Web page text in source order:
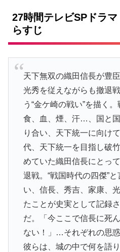
27時間テレビSPドラ
らすじ
天下無双の織田信長が豊
光秀を従えながらも撤退
う“金ケ崎の戦い”を描く
食、血、煙、汗…、国と
り合い、天下統一に向け
代、天下統一を目指し破
めていた織田信長にとっ
退戦。“戦国時代の四傑”
い、信長、秀吉、家康、
たことが史実として記録
だ。「今ここで信長に死
ない！」…それぞれの思
彼らは、城の中で何を語